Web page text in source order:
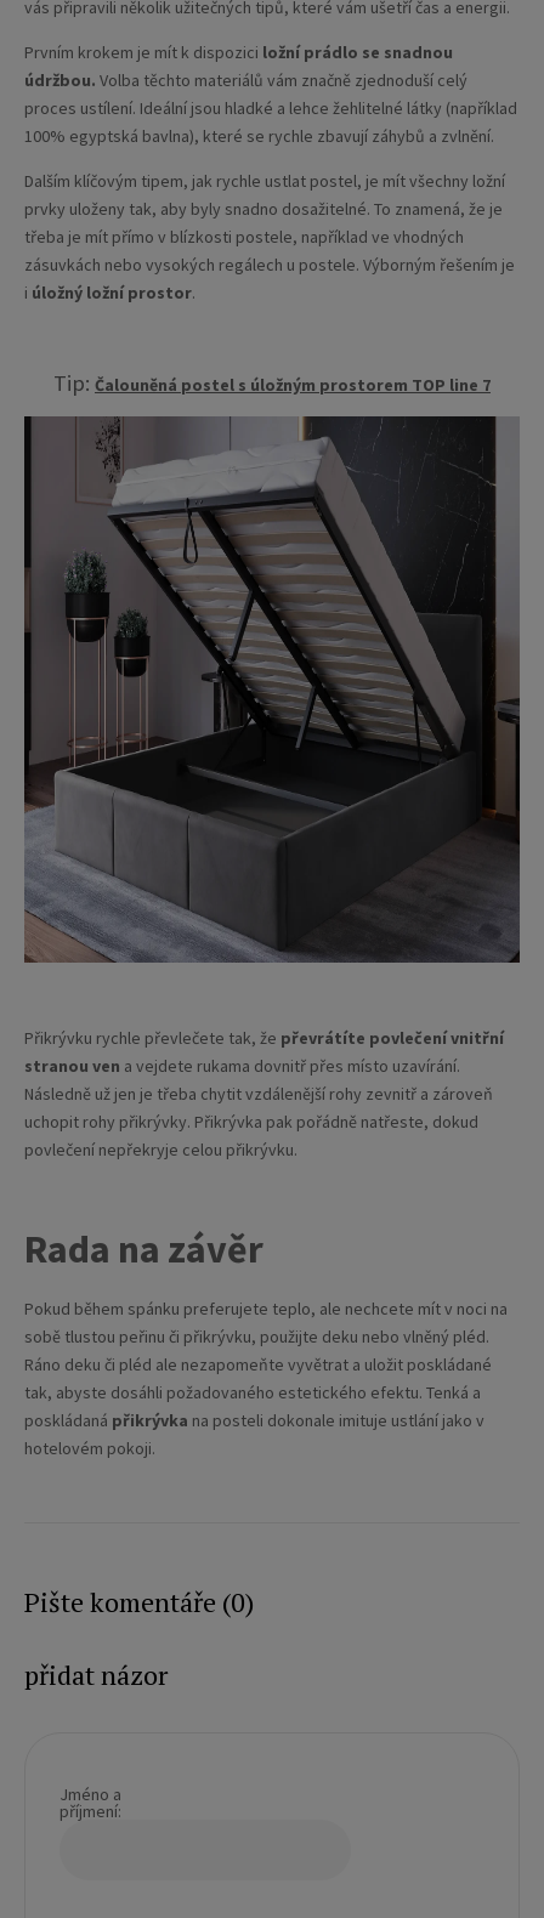
vás připravili několik užitečných tipů, které vám ušetří čas a energii.
Prvním krokem je mít k dispozici ložní prádlo se snadnou
údržbou. Volba těchto materiálů vám značně zjednoduší celý
proces ustílení. Ideální jsou hladké a lehce žehlitelné látky (například
100% egyptská bavlna), které se rychle zbavují záhybů a zvlnění.
Dalším klíčovým tipem, jak rychle ustlat postel, je mít všechny ložní
prvky uloženy tak, aby byly snadno dosažitelné. To znamená, že je
třeba je mít přímo v blízkosti postele, například ve vhodných
zásuvkách nebo vysokých regálech u postele. Výborným řešením je
i úložný ložní prostor.
Tip: Čalouněná postel s úložným prostorem TOP line 7
Přikrývku rychle převlečete tak, že převrátíte povlečení vnitřní
stranou ven a vejdete rukama dovnitř přes místo uzavírání.
Následně už jen je třeba chytit vzdálenější rohy zevnitř a zároveň
uchopit rohy přikrývky. Přikrývka pak pořádně natřeste, dokud
povlečení nepřekryje celou přikrývku.
Rada na závěr
Pokud během spánku preferujete teplo, ale nechcete mít v noci na
sobě tlustou peřinu či přikrývku, použijte deku nebo vlněný pléd.
Ráno deku či pléd ale nezapomeňte vyvětrat a uložit poskládané
tak, abyste dosáhli požadovaného estetického efektu. Tenká a
poskládaná přikrývka na posteli dokonale imituje ustlání jako v
hotelovém pokoji.
Pište komentáře (0)
přidat názor
Jméno a
příjmení: